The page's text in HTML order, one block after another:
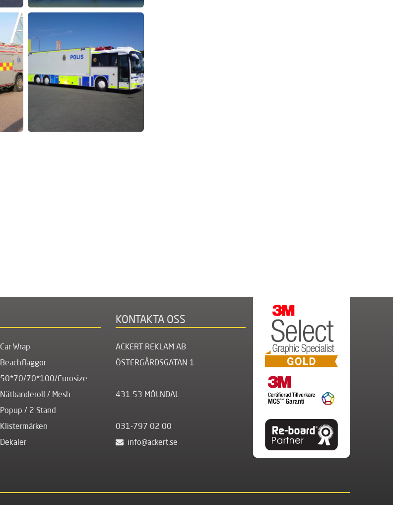
Car Wrap
Beachflaggor
50*70/70*100/Eurosize
Nätbanderoll / Mesh
Popup / 2 Stand
Klistermärken
Dekaler
KONTAKTA OSS
ACKERT REKLAM AB
ÖSTERGÅRDSGATAN 1
431 53 MÖLNDAL
031-797 02 00
info@ackert.se